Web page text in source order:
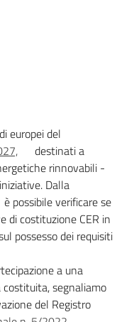
europei del
destinati a
rinnovabili -
Dalla
è possibile verificare se
di costituzione CER in
possesso dei requisiti
a una
segnaliamo
del Registro